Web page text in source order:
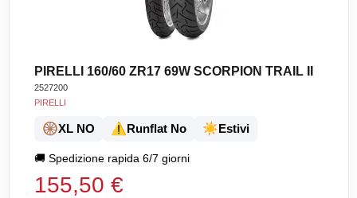
PIRELLI 160/60 ZR17 69W SCORPION TRAIL II
2527200
PIRELLI
🛞XL NO ⚠️Runflat No ☀️Estivi
🚚Spedizione rapida 6/7 giorni
155,50 €